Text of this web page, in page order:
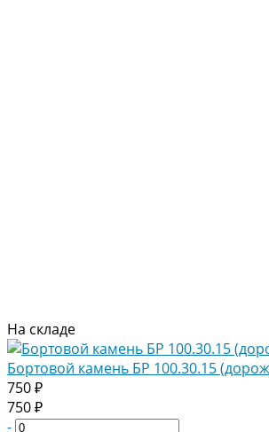
На складе
Бортовой камень БР 100.30.15
750 ₽
750 ₽
-